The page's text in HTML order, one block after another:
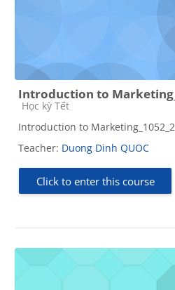
Introduction to
Course category
Học kỳ Tết
Introduction to
Teacher: Duong Dinh QUOC
Click to enter this course